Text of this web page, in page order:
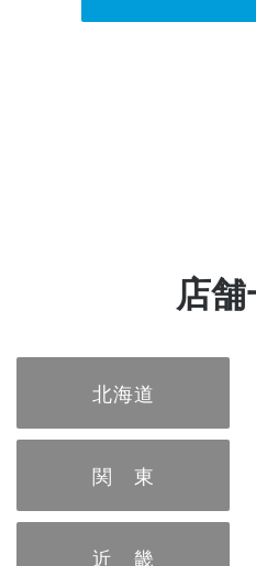
店
北海道
関 東
近 畿